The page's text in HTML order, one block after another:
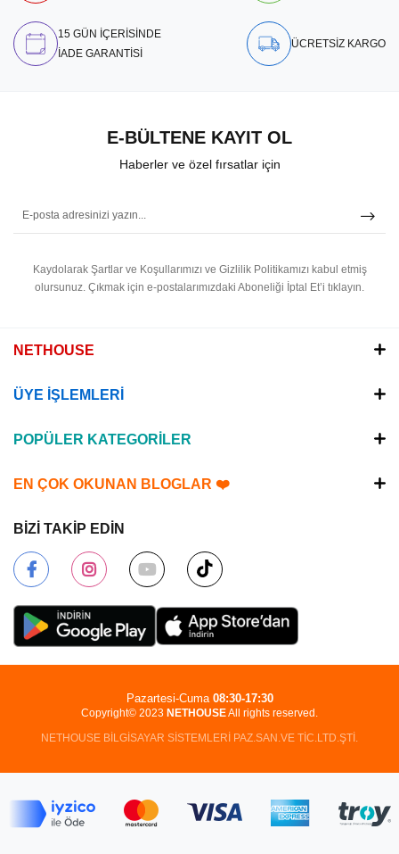
15 GÜN İÇERİSİNDE
İADE GARANTİSİ
ÜCRETSİZ KARGO
E-BÜLTENE KAYIT OL
Haberler ve özel fırsatlar için
Kaydolarak Şartlar ve Koşullarımızı ve Gizlilik Politikamızı kabul etmiş
olursunuz. Çıkmak için e-postalarımızdaki Aboneliği İptal Et’i tıklayın.
NETHOUSE
ÜYE İŞLEMLERİ
POPÜLER KATEGORİLER
EN ÇOK OKUNAN BLOGLAR ❤️
BİZİ TAKİP EDİN
Copyright© 2023 NETHOUSEAll rights reserved.
NETHOUSE BİLGİSAYAR SİSTEMLERİ PAZ.SAN.VE TİC.LTD.ŞTİ.
Pazartesi-Cuma 08:30-17:30